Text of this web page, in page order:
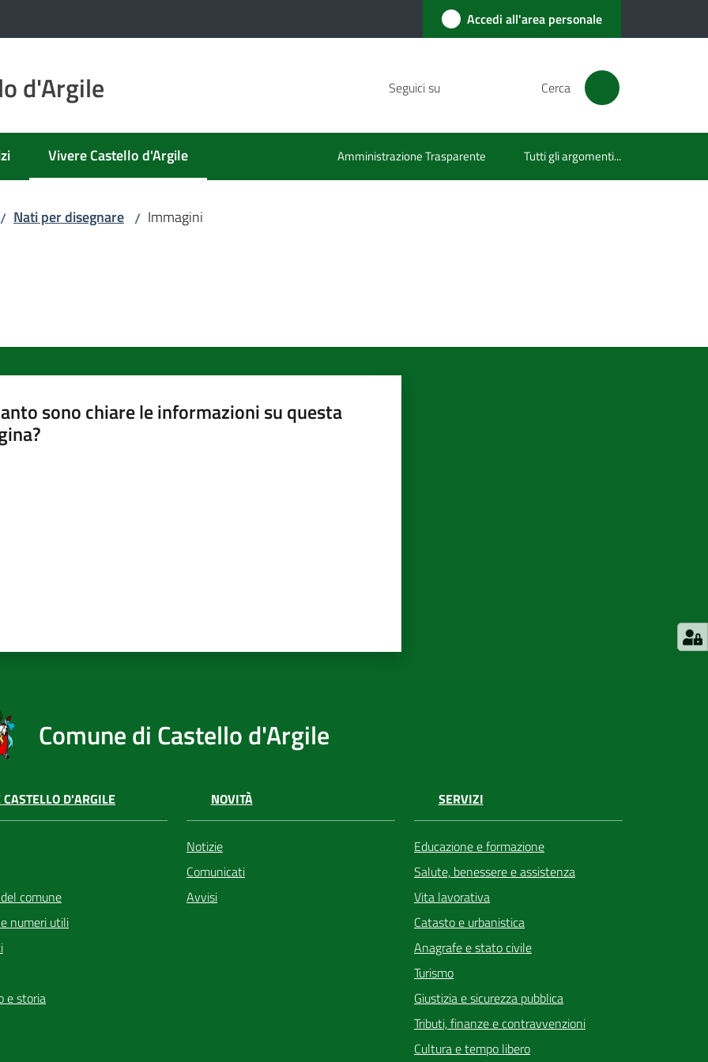
Accedi all'area personale
d'Argile Seguici su Cerca
Vivere Castello d'Argile
Menu selezionato Amministrazione Trasparente Tutti gli argomenti...
/ Nati per disegnare / Immagini
sono chiare le informazioni su questa
Comune di Castello d'Argile
D'ARGILE
comune
numeri utili
e storia
NOVITÀ
Notizie
Comunicati
Avvisi
SERVIZI
Educazione e formazione
Salute, benessere e assistenza
Vita lavorativa
Catasto e urbanistica
Anagrafe e stato civile
Turismo
Giustizia e sicurezza pubblica
Tributi, finanze e contravvenzioni
Cultura e tempo libero